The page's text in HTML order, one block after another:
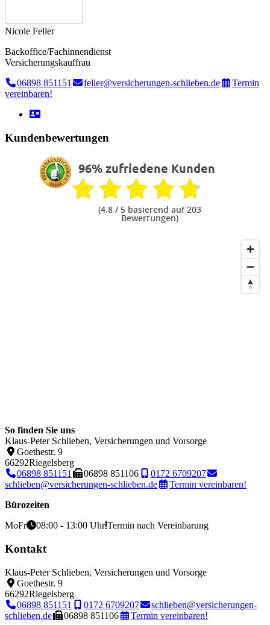
Nicole Feller
Backoffice/Fachinnendienst
Versicherungskauffrau
06898 851151
feller@versicherungen-schlieben.de
Termin
vereinbaren!
Kundenbewertungen
96% zufriedene Kunden
(4.8/ 5 basierend auf 203
Bewertungen)
So finden Sie uns
Klaus-Peter Schlieben, Versicherungen und Vorsorge
Goethestr. 9
66292Riegelsberg
06898 851151
06898 851106
0172 6709207
schlieben@versicherungen-schlieben.de
Termin vereinbaren!
Bürozeiten
MoFr 08:00 - 13:00 Uhr Termin nach Vereinbarung
Kontakt
Klaus-Peter Schlieben, Versicherungen und Vorsorge
Goethestr. 9
66292Riegelsberg
06898 851151
0172 6709207
schlieben@versicherungen-
schlieben.de
06898 851106 Termin vereinbaren!